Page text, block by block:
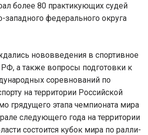
более 80 практикующих судей
западного федерального округа
нововведения в спортивное
РФ, а также вопросы подготовки к
соревнований по
на территории Российской
грядущего этапа чемпионата мира
следующего года на территории
состоится кубок мира по ралли-